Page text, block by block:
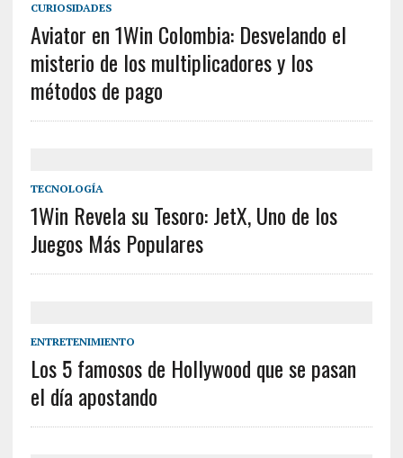
CURIOSIDADES
Aviator en 1Win Colombia: Desvelando el
misterio de los multiplicadores y los
métodos de pago
TECNOLOGÍA
1Win Revela su Tesoro: JetX, Uno de los
Juegos Más Populares
ENTRETENIMIENTO
Los 5 famosos de Hollywood que se pasan
el día apostando